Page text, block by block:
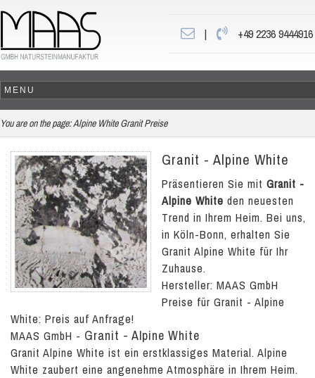
| +49 2236 9444916
You are on the page:Alpine White Granit Preise
Granit - Alpine White
Präsentieren Sie mit Granit -
Alpine White den neuesten
Trend in Ihrem Heim. Bei uns,
in Köln-Bonn, erhalten Sie
Granit Alpine White für Ihr
Zuhause.
Hersteller: MAAS GmbH
Preise für Granit - Alpine
White: Preis auf Anfrage!
MAAS GmbH - Granit - Alpine White
Granit Alpine White ist ein erstklassiges Material. Alpine
White zaubert eine angenehme Atmosphäre in Ihrem Heim.